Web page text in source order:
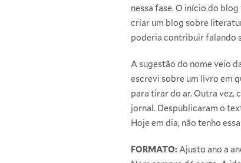
nessa fase. O início do
criar um blog sobre
poderia contribuir falando
A sugestão do nome veio
escrevi sobre um livro em
para tirar do ar. Outra vez,
jornal. Despublicaram o
Hoje em dia, não tenho
FORMATO: Ajusto ano a